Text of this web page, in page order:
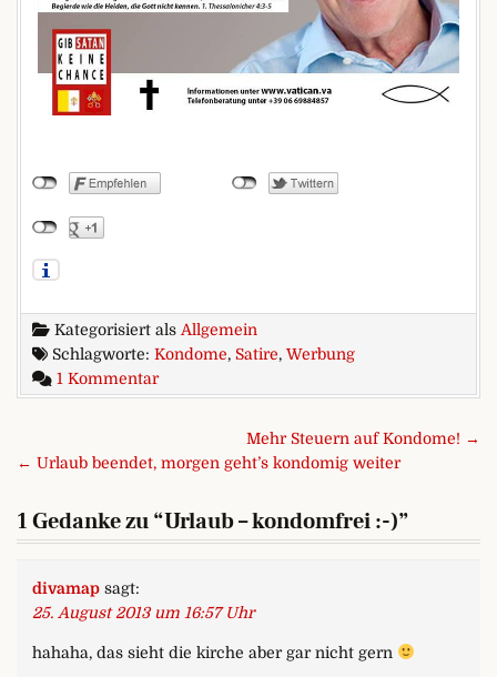
Kategorisiert als Allgemein
Schlagworte: Kondome, Satire, Werbung
1 Kommentarzu Urlaub – kondomfrei :-)
BeitragsnavigationMehr Steuern auf Kondome! →
← Urlaub beendet, morgen geht’s kondomig weiter
1 Gedanke zu “Urlaub – kondomfrei :-)”
divamap sagt:
25. August 2013 um 16:57 Uhr
hahaha, das sieht die kirche aber gar nicht gern